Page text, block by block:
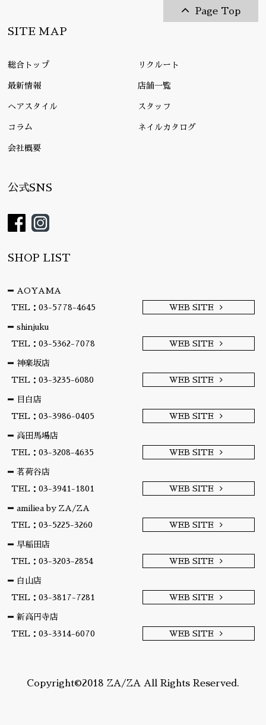
Page Top
SITE MAP
総合トップ リクルート
最新情報 店舗一覧
ヘアスタイル スタッフ
コラム ネイルカタログ
会社概要
公式SNS
SHOP LIST
AOYAMA
TEL：03-5778-4645
WEB SITE
shinjuku
TEL：03-5362-7078
WEB SITE
神楽坂店
TEL：03-3235-6080
WEB SITE
目白店
TEL：03-3986-0405
WEB SITE
高田馬場店
TEL：03-3208-4635
WEB SITE
茗荷谷店
TEL：03-3941-1801
WEB SITE
amiliea by ZA/ZA
TEL：03-5225-3260
WEB SITE
早稲田店
TEL：03-3203-2854
WEB SITE
白山店
TEL：03-3817-7281
WEB SITE
新高円寺店
TEL：03-3314-6070
WEB SITE
Copyright©2018 ZA/ZA All Rights Reserved.